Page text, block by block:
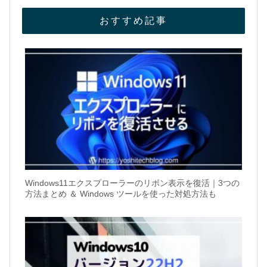
おすすめ記事
Windows11エクスプローラーのリボン表示を復活｜3つの
方法まとめ ＆ Windows ツールを使った対処方法も